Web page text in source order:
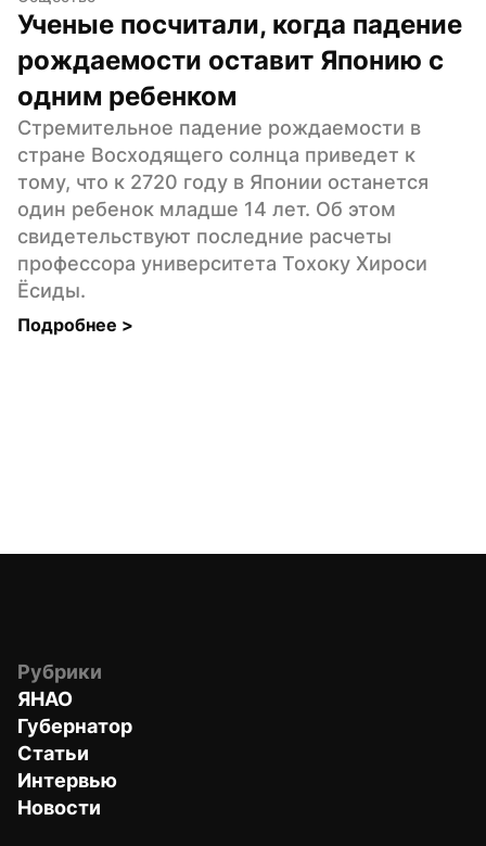
Ученые посчитали, когда падение
рождаемости оставит Японию с
одним ребенком
Стремительное падение рождаемости в
стране Восходящего солнца приведет к
тому, что к 2720 году в Японии останется
один ребенок младше 14 лет. Об этом
свидетельствуют последние расчеты
профессора университета Тохоку Хироси
Ёсиды.
Подробнее >
Рубрики
ЯНАО
Губернатор
Статьи
Интервью
Новости